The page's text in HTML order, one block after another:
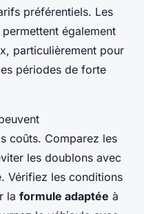
préférentiels. Les
également
particulièrement pour
périodes de forte
coûts. Comparez les
les doublons avec
Vérifiez les conditions
la formule adaptée à